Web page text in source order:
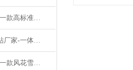
田间小气候观测仪-一款高标准的农业气象远程监测系统#2024已更新
超声波一体式气象站厂家-一体化多参数自动监测气象站2025已更新‍
水质水位监测设备-一款风花雪月的水位自动监测装置#2023已更新